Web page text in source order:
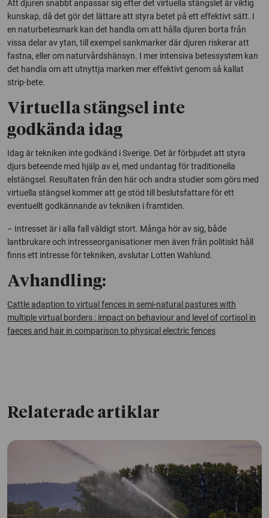
Att djuren snabbt anpassar sig efter det virtuella stängslet är viktig
kunskap, då det gör det lättare att styra betet på ett effektivt sätt. I
en naturbetesmark kan det handla om att hålla djuren borta från
vissa delar av ytan, till exempel sankmarker där djuren riskerar att
fastna, eller om naturvårdshänsyn. I mer intensiva betessystem kan
det handla om att utnyttja marken mer effektivt genom så kallat
strip-bete.
Virtuella stängsel inte
godkända idag
Idag är tekniken inte godkänd i Sverige. Det är förbjudet att styra
djurs beteende med hjälp av el, med undantag för traditionella
elstängsel. Resultaten från den här och andra studier som görs med
virtuella stängsel kommer att ge stöd till beslutsfattare för ett
eventuellt godkännande av tekniken i framtiden.
– Intresset är i alla fall väldigt stort. Många hör av sig, både
lantbrukare och intresseorganisationer men även från politiskt håll
finns ett intresse för tekniken, avslutar Lotten Wahlund.
Avhandling:
Cattle adaption to virtual fences in semi-natural pastures with
multiple virtual borders : impact on behaviour and level of cortisol in
faeces and hair in comparison to physical electric fences
Relaterade artiklar